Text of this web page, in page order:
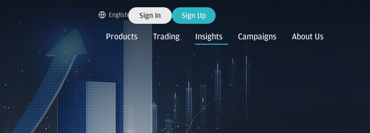
English Sign In Sign Up
Products Trading Insights Campaigns About Us